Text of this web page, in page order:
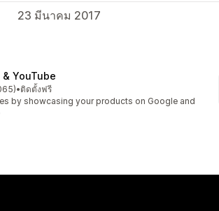
23 มีนาคม 2017
YouTube
าว
รีวิว
•ติดตั้งฟรี
by showcasing your products on Google and